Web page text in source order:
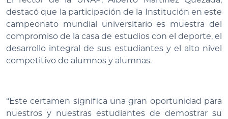
destacó que la participación de la Institución en este
campeonato mundial universitario es muestra del
compromiso de la casa de estudios con el deporte, el
desarrollo integral de sus estudiantes y el alto nivel
competitivo de alumnos y alumnas.
“Este certamen significa una gran oportunidad para
nuestros y nuestras estudiantes de demostrar su